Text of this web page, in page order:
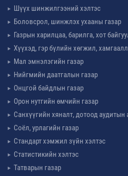
Шүүх шинжилгээний хэлтэс
Боловсрол, шинжлэх ухааны газар
Газрын харилцаа, барилга, хот
Хүүхэд, гэр бүлийн хөгжил,
Мал эмнэлэгийн газар
Нийгмийн даатгалын газар
Онцгой байдлын газар
Орон нутгийн өмчийн газар
Санхүүгийн хяналт, дотоод аудитын
Соёл, урлагийн газар
Стандарт хэмжил зүйн хэлтэс
Статистикийн хэлтэс
Татварын газар